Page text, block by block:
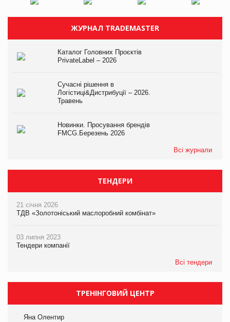
ЖУРНАЛ TRADEMASTER
Каталог Головних Проєктів
PrivateLabel – 2026
Сучасні рішення в
Логістиці&Дистрибуції – 2026.
Травень
Новинки. Просування брендів
FMCG.Березень 2026
Всі журнали
ТЕНДЕРИ
21 січня 2026
ТДВ «Золотоніський маслоробний комбінат»
03 липня 2023
Тендери компанії
Всі тендери
ТРЕНІНГОВИЙ ЦЕНТР
Яна Олентир